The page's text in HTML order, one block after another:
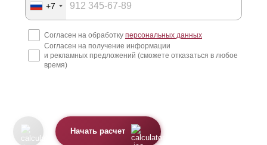
+7
Согласен на обработку персональных данных
Согласен на получение информации
и рекламных предложений (сможете отказаться в любое
время)
Начать расчет